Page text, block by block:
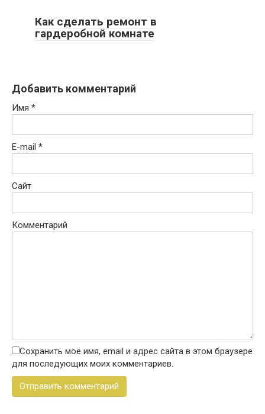
Как сделать ремонт в
гардеробной комнате
Добавить комментарий
Имя *
E-mail *
Сайт
Комментарий
Сохранить моё имя, email и адрес сайта в этом браузере
для последующих моих комментариев.